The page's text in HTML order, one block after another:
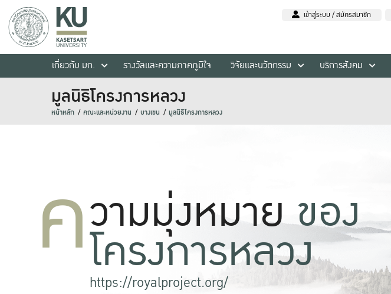
เข้าสู่ระบบ / สมัครสมาชิก
เกี่ยวกับ มก.
รางวัลและความภาคภูมิใจ วิจัยและนวัตกรรม บริการสังคม
มูลนิธิโครงการหลวง
หน้าหลัก คณะและหน่วยงาน บางเขน มูลนิธิโครงการหลวง
ความมุ่งหมายของ
โครงการหลวง
https://royalproject.org/